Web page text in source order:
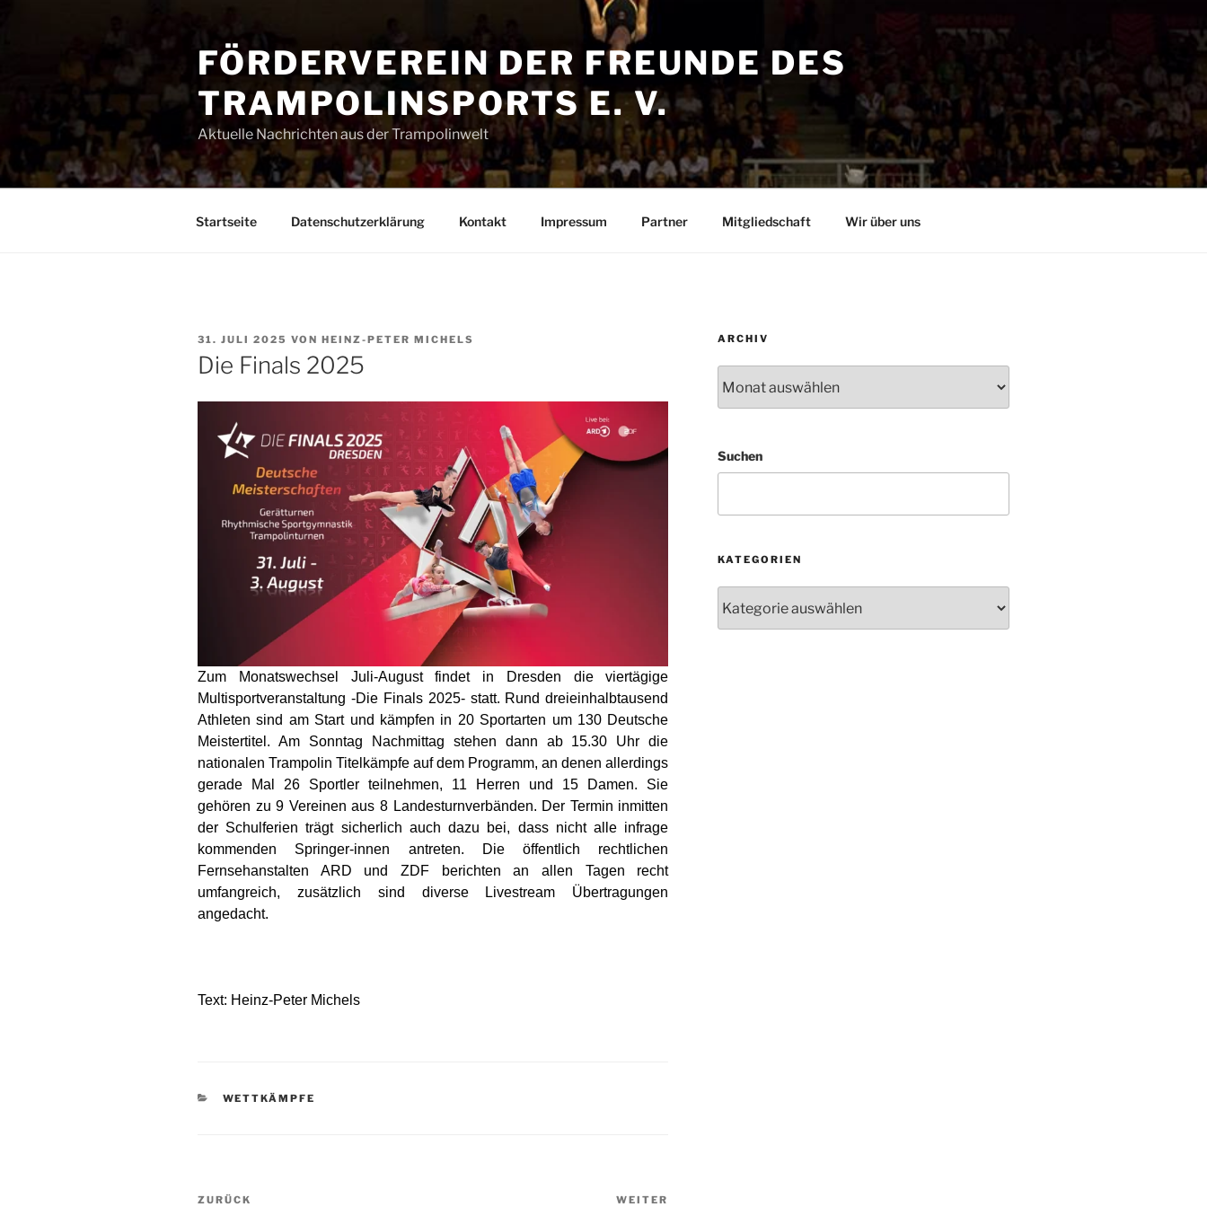
FÖRDERVEREIN DER FREUNDE DES
TRAMPOLINSPORTS E. V.
Aktuelle Nachrichten aus der Trampolinwelt
Startseite Datenschutzerklärung Kontakt Impressum Partner Mitgliedschaft Wir über uns
VERÖFFENTLICHT
AM
31. JULI 2025 VON HEINZ-PETER MICHELS
Die Finals 2025
Zum Monatswechsel Juli-August findet in Dresden die viertägige
Multisportveranstaltung -Die Finals 2025- statt. Rund dreieinhalbtausend
Athleten sind am Start und kämpfen in 20 Sportarten um 130 Deutsche
Meistertitel. Am Sonntag Nachmittag stehen dann ab 15.30 Uhr die
nationalen Trampolin Titelkämpfe auf dem Programm, an denen allerdings
gerade Mal 26 Sportler teilnehmen, 11 Herren und 15 Damen. Sie
gehören zu 9 Vereinen aus 8 Landesturnverbänden. Der Termin inmitten
der Schulferien trägt sicherlich auch dazu bei, dass nicht alle infrage
kommenden Springer-innen antreten. Die öffentlich rechtlichen
Fernsehanstalten ARD und ZDF berichten an allen Tagen recht
umfangreich, zusätzlich sind diverse Livestream Übertragungen
angedacht.
Text: Heinz-Peter Michels
KATEGORIEN
WETTKÄMPFE
Beitragsnavigation
Vorheriger
ZURÜCK WEITER
ARCHIV
Suchen
KATEGORIEN